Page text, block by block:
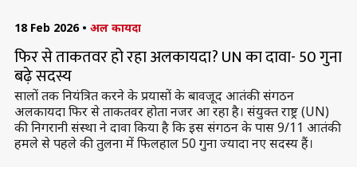
18 Feb 2026 • अल कायदा
फिर से ताकतवर हो रहा अलकायदा? UN का दावा- 50 गुना
बढ़े सदस्य
सालों तक नियंत्रित करने के प्रयासों के बावजूद आतंकी संगठन
अलकायदा फिर से ताकतवर होता नजर आ रहा है। संयुक्त राष्ट्र (UN)
की निगरानी संस्था ने दावा किया है कि इस संगठन के पास 9/11 आतंकी
हमले से पहले की तुलना में फिलहाल 50 गुना ज्यादा नए सदस्य हैं।